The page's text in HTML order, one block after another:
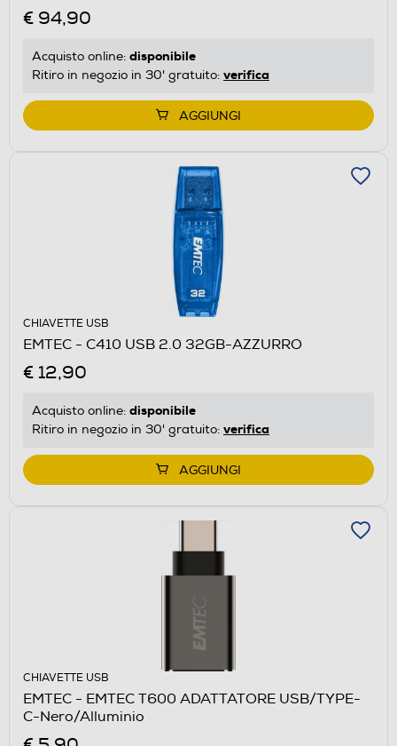
€ 94,90
Acquisto online: disponibile
Ritiro in negozio in 30' gratuito: verifica
AGGIUNGI
CHIAVETTE USB
EMTEC - C410 USB 2.0 32GB-AZZURRO
€ 12,90
Acquisto online: disponibile
Ritiro in negozio in 30' gratuito: verifica
AGGIUNGI
CHIAVETTE USB
EMTEC - EMTEC T600 ADATTATORE USB/TYPE-
C-Nero/Alluminio